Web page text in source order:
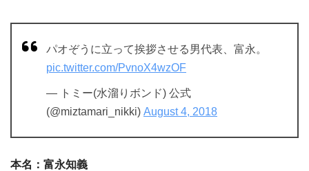
パオぞうに立って挨拶させる男代表、富永。
pic.twitter.com/PvnoX4wzOF
— トミー(水溜りボンド) 公式
(@miztamari_nikki) August 4, 2018
本名：富永知義